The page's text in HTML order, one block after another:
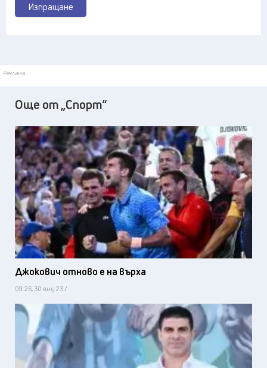
Изпращане
Реклама
Още от „Спорт“
Джокович отново е на върха
09:26, 30 яну 23 /